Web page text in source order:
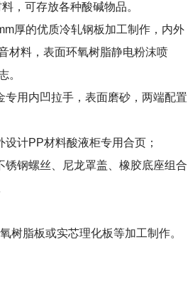
，可存放各种酸碱物品。
厚的优质冷轧钢板加工制作，内外
材料，表面环氧树脂静电粉沫喷
。
专用内凹拉手，表面磨砂，两端配置
设计PP材料酸液柜专用合页；
锈钢螺丝、尼龙罩盖、橡胶底座组合
树脂板或实芯理化板等加工制作。